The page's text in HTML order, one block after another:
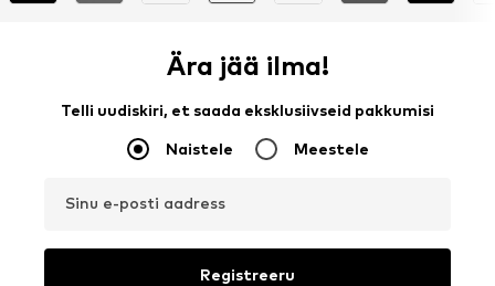
Ära jää ilma!
Telli uudiskiri, et saada eksklusiivseid pakkumisi
Naistele Meestele
Sinu e-posti aadress
Registreeru